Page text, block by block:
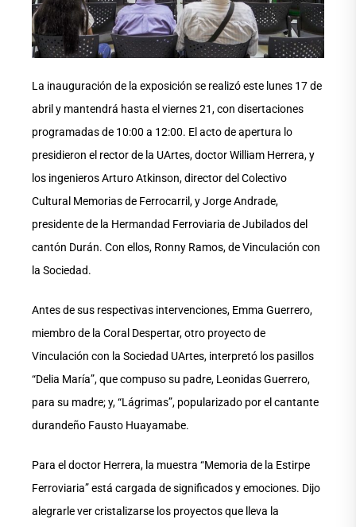
La inauguración de la exposición se realizó este lunes 17 de
abril y mantendrá hasta el viernes 21, con disertaciones
programadas de 10:00 a 12:00. El acto de apertura lo
presidieron el rector de la UArtes, doctor William Herrera, y
los ingenieros Arturo Atkinson, director del Colectivo
Cultural Memorias de Ferrocarril, y Jorge Andrade,
presidente de la Hermandad Ferroviaria de Jubilados del
cantón Durán. Con ellos, Ronny Ramos, de Vinculación con
la Sociedad.
Antes de sus respectivas intervenciones, Emma Guerrero,
miembro de la Coral Despertar, otro proyecto de
Vinculación con la Sociedad UArtes, interpretó los pasillos
“Delia María”, que compuso su padre, Leonidas Guerrero,
para su madre; y, “Lágrimas”, popularizado por el cantante
durandeño Fausto Huayamabe.
Para el doctor Herrera, la muestra “Memoria de la Estirpe
Ferroviaria” está cargada de significados y emociones. Dijo
alegrarle ver cristalizarse los proyectos que lleva la